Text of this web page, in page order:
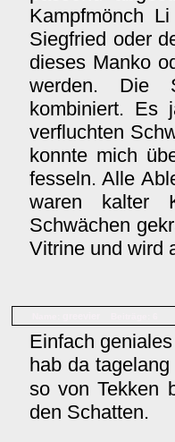
Kampfmönch
Siegfried oder
dieses Manko
werden. Die
kombiniert. Es
verfluchten
konnte mich
fesseln. Alle
waren kalter
Schwächen
Vitrine und wird
Einfach
hab da
so von Tekken
den Schatten.